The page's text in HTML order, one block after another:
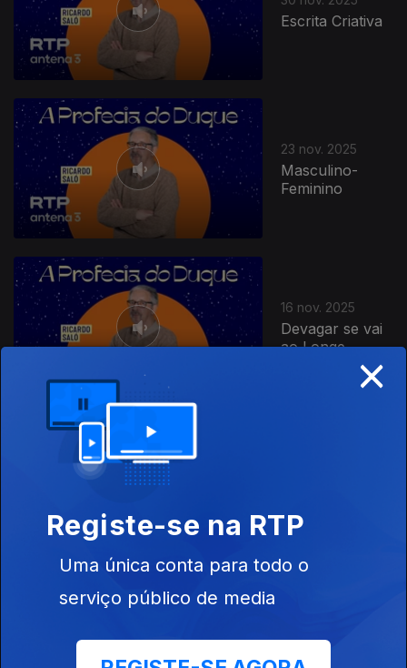
Escrita Criativa
23 nov. 2025
Masculino-
Feminino
16 nov. 2025
Devagar se vai
ao Longe
A Prata da Casa
×
Registe-se na RTP
Uma única conta para todo o
serviço público de media